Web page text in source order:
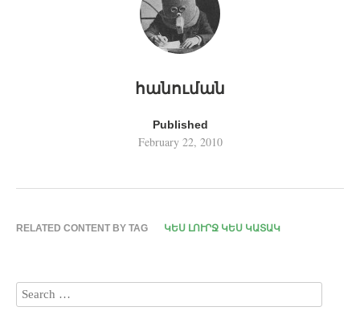
հանուման
Published
February 22, 2010
RELATED CONTENT BY TAG ԿԵՍ ԼՈՒՐՋ ԿԵՍ ԿԱՏԱԿ